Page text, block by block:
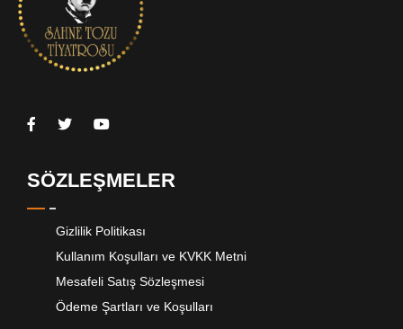
SÖZLEŞMELER
Gizlilik Politikası
Kullanım Koşulları ve KVKK Metni
Mesafeli Satış Sözleşmesi
Ödeme Şartları ve Koşulları